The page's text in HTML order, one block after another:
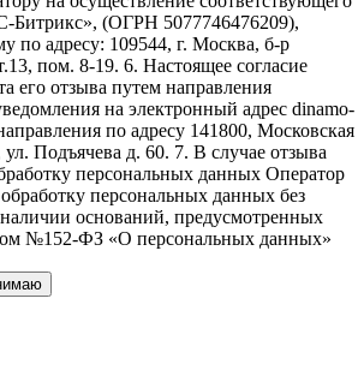
(ОГРН 5077746476209),
по адресу: 109544, г. Москва, б-р
пом. 8-19. 6. Настоящее согласие
его отзыва путем направления
на электронный адрес dinamo-
по адресу 141800, Московская
Подъячева д. 60. 7. В случае отзыва
персональных данных Оператор
персональных данных без
оснований, предусмотренных
№152-ФЗ «О персональных данных»